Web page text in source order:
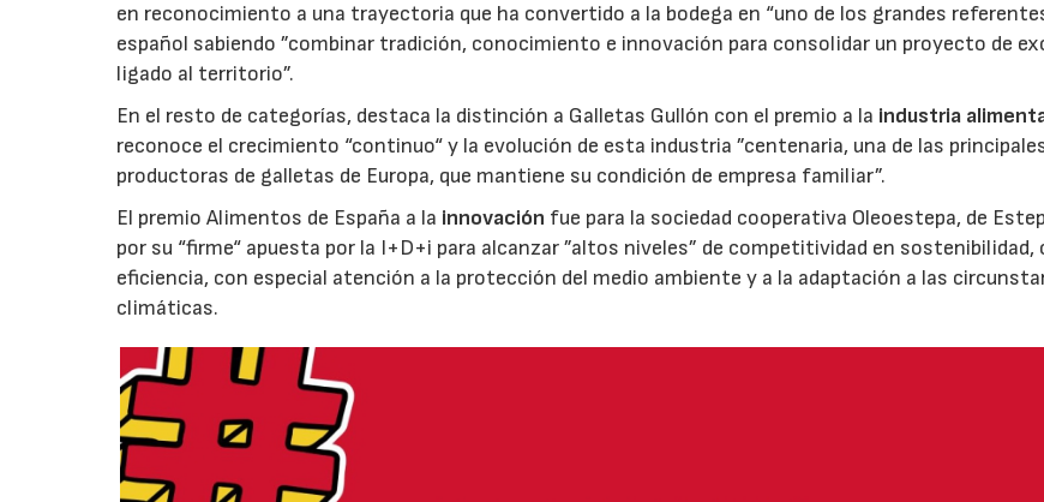
en reconocimiento a una trayectoria que ha convertido a la bodega en “uno de los grandes
español sabiendo ”combinar tradición, conocimiento e innovación para consolidar un proyecto de
ligado al territorio”.
En el resto de categorías, destaca la distinción a Galletas Gullón con el premio a la industria
reconoce el crecimiento “continuo“ y la evolución de esta industria ”centenaria, una de las
productoras de galletas de Europa, que mantiene su condición de empresa familiar”.
El premio Alimentos de España a la innovación fue para la sociedad cooperativa Oleoestepa, de
por su “firme“ apuesta por la I+D+i para alcanzar ”altos niveles” de competitividad en sostenibilidad,
eficiencia, con especial atención a la protección del medio ambiente y a la adaptación a las
climáticas.